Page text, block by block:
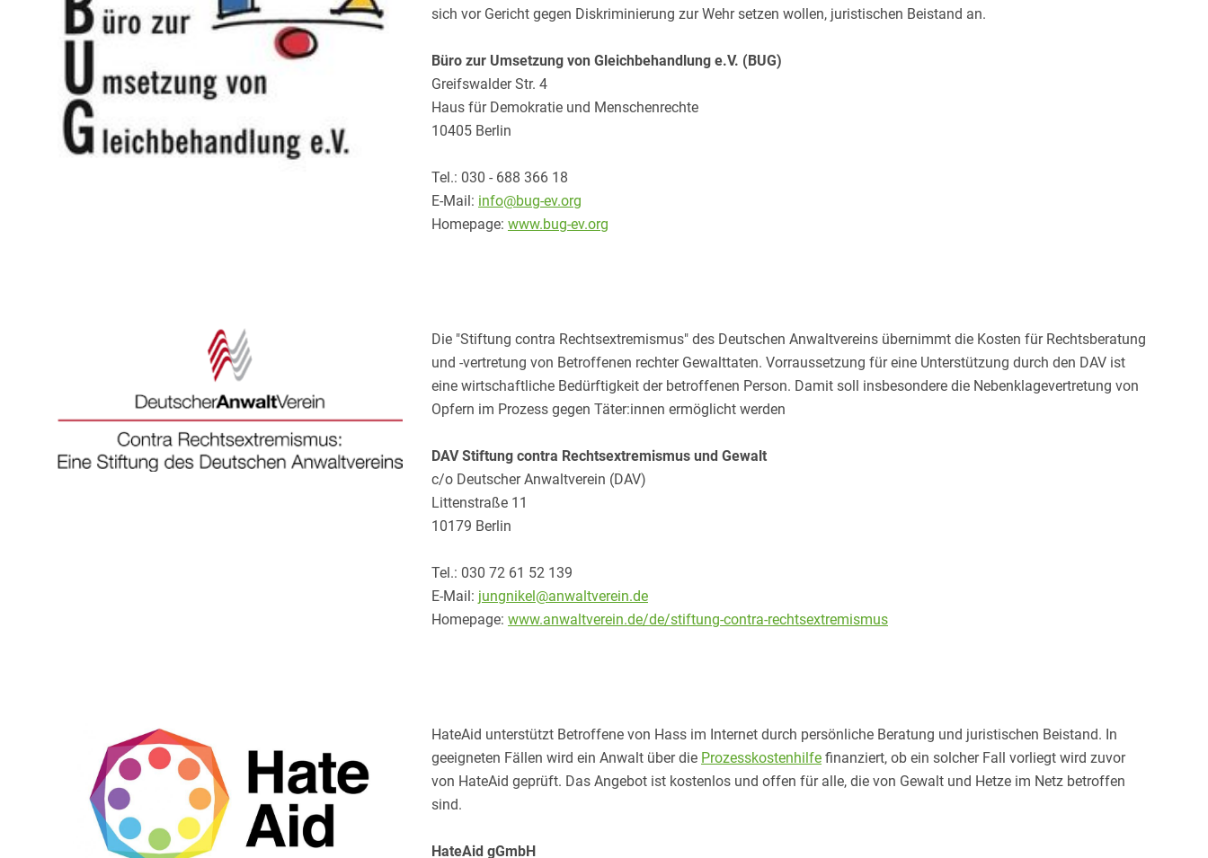
sich vor Gericht gegen Diskriminierung zur Wehr setzen wollen, juristischen Beistand an.
Büro zur Umsetzung von Gleichbehandlung e.V. (BUG)
Greifswalder Str. 4
Haus für Demokratie und Menschenrechte
10405 Berlin
Tel.: 030 - 688 366 18
E-Mail: info@bug-ev.org
Homepage: www.bug-ev.org
Die "Stiftung contra Rechtsextremismus" des Deutschen Anwaltvereins übernimmt die Kosten für Rechtsberatung
und -vertretung von Betroffenen rechter Gewalttaten. Vorraussetzung für eine Unterstützung durch den DAV ist
eine wirtschaftliche Bedürftigkeit der betroffenen Person. Damit soll insbesondere die Nebenklagevertretung von
Opfern im Prozess gegen Täter:innen ermöglicht werden
DAV Stiftung contra Rechtsextremismus und Gewalt
c/o Deutscher Anwaltverein (DAV)
Littenstraße 11
10179 Berlin
Tel.: 030 72 61 52 139
E-Mail: jungnikel@anwaltverein.de
Homepage: www.anwaltverein.de/de/stiftung-contra-rechtsextremismus
HateAid unterstützt Betroffene von Hass im Internet durch persönliche Beratung und juristischen Beistand. In
geeigneten Fällen wird ein Anwalt über die Prozesskostenhilfe finanziert, ob ein solcher Fall vorliegt wird zuvor
von HateAid geprüft. Das Angebot ist kostenlos und offen für alle, die von Gewalt und Hetze im Netz betroffen
sind.
HateAid gGmbH